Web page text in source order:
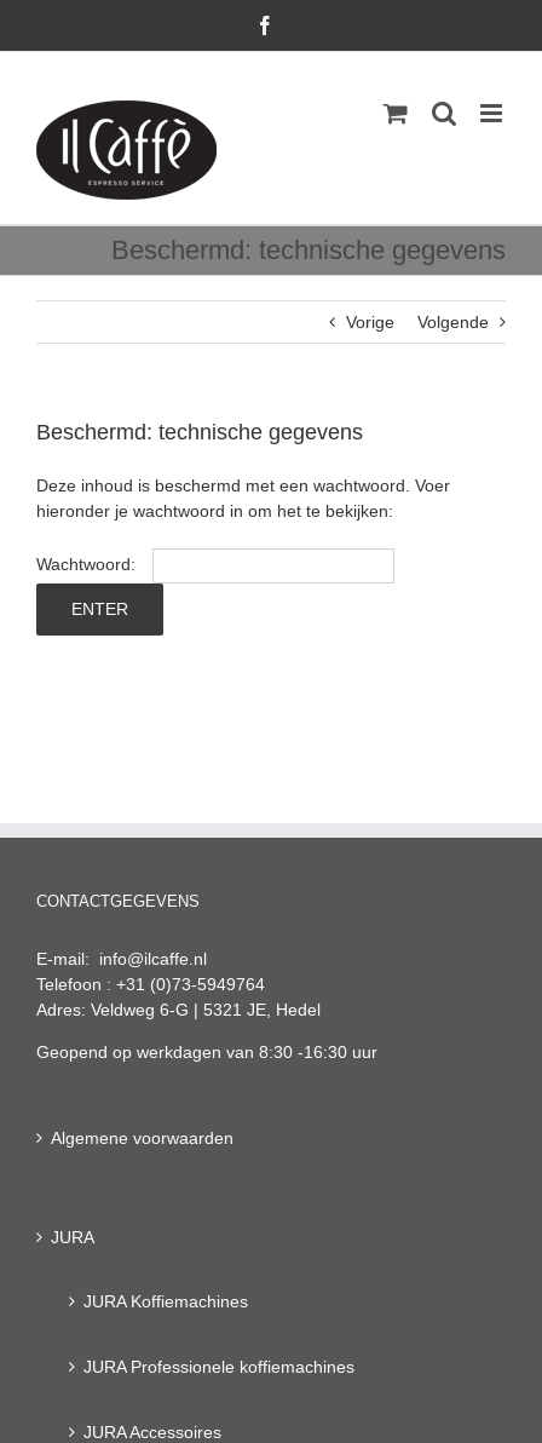
Beschermd: technische gegevens
Vorige Volgende
Beschermd: technische gegevens
Deze inhoud is beschermd met een wachtwoord. Voer
hieronder je wachtwoord in om het te bekijken:
Wachtwoord:
CONTACTGEGEVENS
E-mail: info@ilcaffe.nl
Telefoon : +31 (0)73-5949764
Adres: Veldweg 6-G | 5321 JE, Hedel
Geopend op werkdagen van 8:30 -16:30 uur
Algemene voorwaarden
JURA
JURA Koffiemachines
JURA Professionele koffiemachines
JURA Accessoires